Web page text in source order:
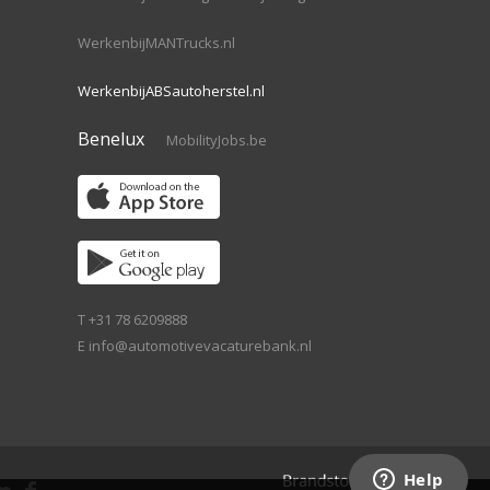
WerkenbijMANTrucks.nl
WerkenbijABSautoherstel.nl
Benelux MobilityJobs.be
T +31 78 6209888
E info@automotivevacaturebank.nl